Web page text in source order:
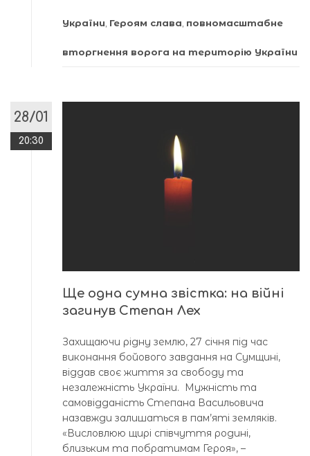
України Героям слава повномасштабне
вторгнення ворога на територію України
28/01
20:30
Ще одна сумна звістка: на війні
загинув Степан Лех
Захищаючи рідну землю, 27 січня під час
виконання бойового завдання на Сумщині,
віддав своє життя за свободу та
незалежність України. Мужність та
самовідданість Степана Васильовича
назавжди залишаться в пам’яті земляків.
«Висловлюю щирі співчуття родині,
близьким та побратимам Героя», –